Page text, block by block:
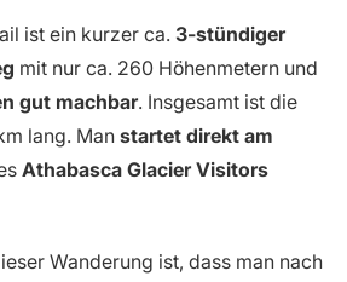
ist ein kurzer ca. 3-stündiger
mit nur ca. 260 Höhenmetern und
gut machbar. Insgesamt ist die
lang. Man startet direkt am
Athabasca Glacier Visitors
Wanderung ist, dass man nach